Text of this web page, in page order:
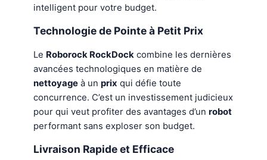
intelligent pour votre budget.
Technologie de Pointe à Petit Prix
Le Roborock RockDock combine les dernières
avancées technologiques en matière de
nettoyage à un prix qui défie toute
concurrence. C’est un investissement judicieux
pour qui veut profiter des avantages d’un robot
performant sans exploser son budget.
Livraison Rapide et Efficace